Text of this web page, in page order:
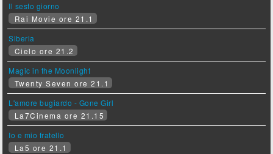
Il sesto giorno
Rai Movie ore 21.1
Siberia
Cielo ore 21.2
Magic in the Moonlight
Twenty Seven ore 21.1
L'amore bugiardo - Gone Girl
La7Cinema ore 21.15
Io e mio fratello
La5 ore 21.1